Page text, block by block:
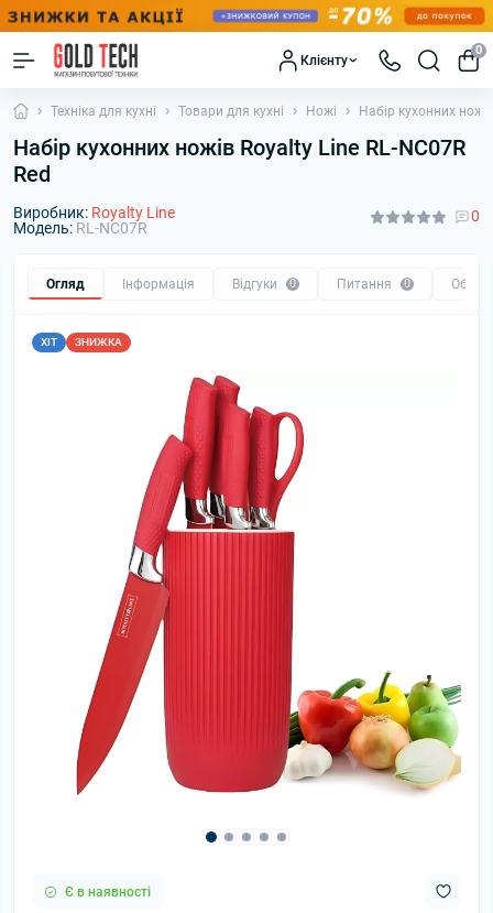
Клієнту
0
Техніка для кухні Товари для кухні Ножі Набір кухонних
Набір кухонних ножів Royalty Line RL-NC07R
Red
Виробник: Royalty Line
Модель: RL-NC07R
0
Огляд Інформація Відгуки 0 Питання 0 Обмін
ХІТ ЗНИЖКА
Є в наявності